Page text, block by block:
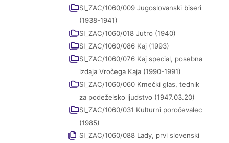
SI_ZAC/1060/009 Jugoslovanski biseri
(1938-1941)
SI_ZAC/1060/018 Jutro (1940)
SI_ZAC/1060/086 Kaj (1993)
SI_ZAC/1060/076 Kaj special, posebna
izdaja Vročega Kaja (1990-1991)
SI_ZAC/1060/060 Kmečki glas, tednik
za podeželsko ljudstvo (1947.03.20)
SI_ZAC/1060/031 Kulturni poročevalec
(1985)
SI_ZAC/1060/088 Lady, prvi slovenski